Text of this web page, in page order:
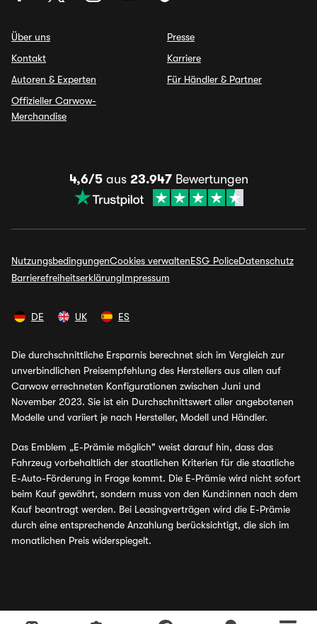
Über uns
Kontakt
Autoren & Experten
Offizieller Carwow-
Merchandise
Presse
Karriere
Für Händler & Partner
4,6/5aus 23.947Bewertungen
NutzungsbedingungenCookies verwaltenESG PoliceDatenschutz
BarrierefreiheitserklärungImpressum
DE UK ES
Die durchschnittliche Ersparnis berechnet sich im Vergleich zur
unverbindlichen Preisempfehlung des Herstellers aus allen auf
Carwow errechneten Konfigurationen zwischen Juni und
November 2023. Sie ist ein Durchschnittswert aller angebotenen
Modelle und variiert je nach Hersteller, Modell und Händler.
Das Emblem „E-Prämie möglich" weist darauf hin, dass das
Fahrzeug vorbehaltlich der staatlichen Kriterien für die staatliche
E-Auto-Förderung in Frage kommt. Die E-Prämie wird nicht sofort
beim Kauf gewährt, sondern muss von den Kund:innen nach dem
Kauf beantragt werden. Bei Leasingverträgen wird die E-Prämie
durch eine entsprechende Anzahlung berücksichtigt, die sich im
monatlichen Preis widerspiegelt.